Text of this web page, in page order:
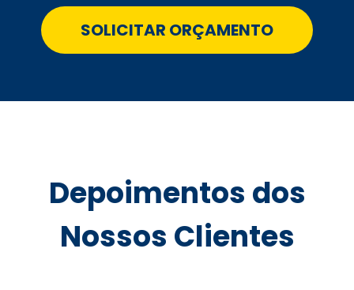
SOLICITAR ORÇAMENTO
Depoimentos dos
Nossos Clientes